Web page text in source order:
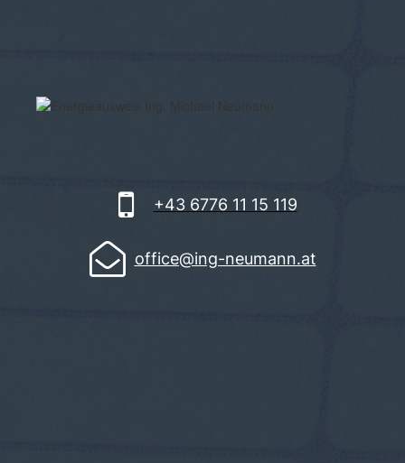
 +43 6776 11 15 119
 office@ing-neumann.at